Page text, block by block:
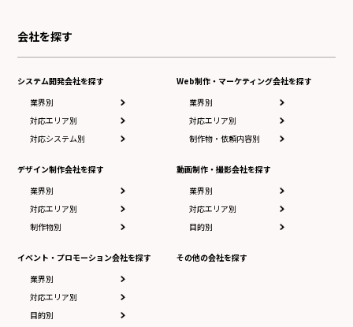
会社を探す
システム開発会社を探す
業界別
対応エリア別
対応システム別
デザイン制作会社を探す
業界別
対応エリア別
制作物別
イベント・プロモーション会社を探す
業界別
対応エリア別
目的別
Web制作・マーケティング会社を探す
業界別
対応エリア別
制作物・依頼内容別
動画制作・撮影会社を探す
業界別
対応エリア別
目的別
その他の会社を探す